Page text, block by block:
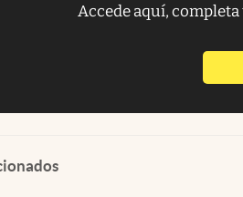
Accede aquí,